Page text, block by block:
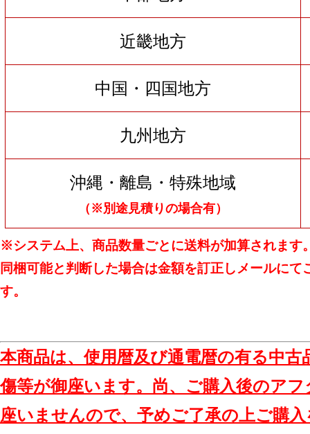
近畿地方
中国・四国地方
九州地方
沖縄・離島・特殊地域
（※別途見積りの場合有）
※システム上、商品数量ごとに送料が加算されます
同梱可能と判断した場合は金額を訂正しメールにて
す。
本商品は、使用暦及び通電暦の有る中古
傷等が御座います。尚、ご購入後のア
座いませんので、予めご了承の上ご購